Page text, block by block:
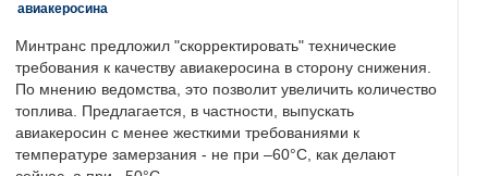
авиакеросина
Минтранс предложил "скорректировать" технические
требования к качеству авиакеросина в сторону снижения.
По мнению ведомства, это позволит увеличить количество
топлива. Предлагается, в частности, выпускать
авиакеросин с менее жесткими требованиями к
температуре замерзания - не при –60°C, как делают